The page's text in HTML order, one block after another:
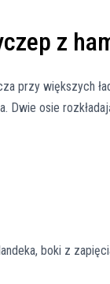
z
przy większych
Dwie osie
boki z